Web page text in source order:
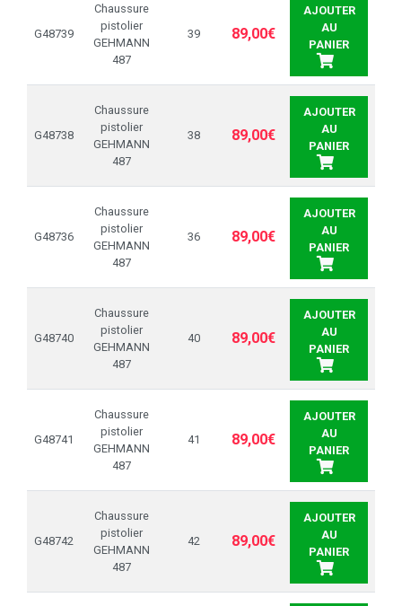
G48739
Chaussure
pistolier
GEHMANN
487
39 89,00€
AJOUTER
AU
PANIER
G48738
Chaussure
pistolier
GEHMANN
487
38 89,00€
AJOUTER
AU
PANIER
G48736
Chaussure
pistolier
GEHMANN
487
36 89,00€
AJOUTER
AU
PANIER
G48740
Chaussure
pistolier
GEHMANN
487
40 89,00€
AJOUTER
AU
PANIER
G48741
Chaussure
pistolier
GEHMANN
487
41 89,00€
AJOUTER
AU
PANIER
G48742
Chaussure
pistolier
GEHMANN
487
42 89,00€
AJOUTER
AU
PANIER